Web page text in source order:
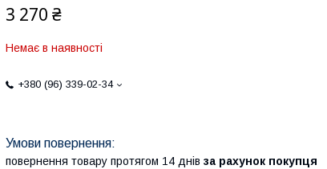
3 270 ₴
Немає в наявності
+380 (96) 339-02-34
повернення товару протягом 14 днів за рахунок покупця